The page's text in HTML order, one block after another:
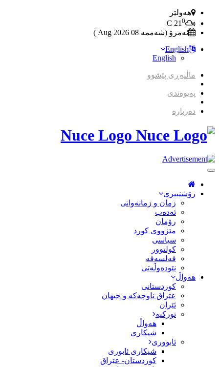
هەولێر
21 0
ئەمرۆ (شەممە 08 2026 Aug )
English
English
ماڵپەڕی پێشوو
پەیوەندی
دەربارە
Nuce Logo
Toggle
Navigation
رۆشنبیری
زمان و زمانه‌وانی
ئەدەب
رۆمان
مێژووى کورد
سیاسى
کولتوور
فەلسەفە
نێودەوڵەتی
هەواڵ
کوردستانی
عێراق ناوچەکە و جیهان
ئێران
تورکیە
هەواڵ
شیکاری
ئابووری
شیکاری ئابوری
کوردستان- عێراق